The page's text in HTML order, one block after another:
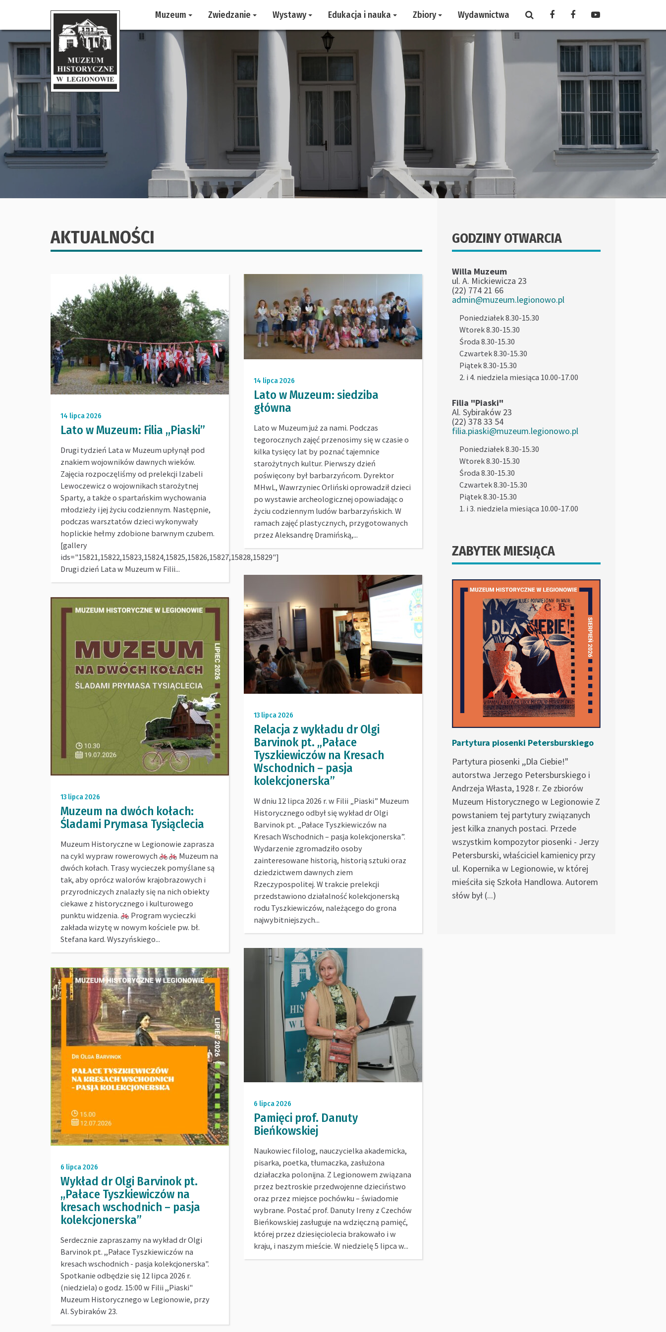
Muzeum Zwiedzanie Wystawy Edukacja i nauka Zbiory Wydawnictwa
AKTUALNOŚCI
14 lipca 2026
Lato w Muzeum: Filia ,,Piaski”
Drugi tydzień Lata w Muzeum upłynął pod
znakiem wojowników dawnych wieków.
Zajęcia rozpoczęliśmy od prelekcji Izabeli
Lewoczewicz o wojownikach starożytnej
Sparty, a także o spartańskim wychowania
młodzieży i jej życiu codziennym. Następnie,
podczas warsztatów dzieci wykonywały
hoplickie hełmy zdobione barwnym czubem.
[gallery
ids="15821,15822,15823,15824,15825,15826,15827,15828,15829"]
Drugi dzień Lata w Muzeum w Filii...
14 lipca 2026
Lato w Muzeum: siedziba
główna
Lato w Muzeum już za nami. Podczas
tegorocznych zajęć przenosimy się w czasie o
kilka tysięcy lat by poznać tajemnice
starożytnych kultur. Pierwszy dzień
poświęcony był barbarzyńcom. Dyrektor
MHwL, Wawrzyniec Orliński oprowadził dzieci
po wystawie archeologicznej opowiadając o
życiu codziennym ludów barbarzyńskich. W
ramach zajęć plastycznych, przygotowanych
przez Aleksandrę Dramińską,...
13 lipca 2026
Relacja z wykładu dr Olgi
Barvinok pt. „Pałace
Tyszkiewiczów na Kresach
Wschodnich – pasja
kolekcjonerska”
W dniu 12 lipca 2026 r. w Filii „Piaski” Muzeum
Historycznego odbył się wykład dr Olgi
Barvinok pt. „Pałace Tyszkiewiczów na
Kresach Wschodnich – pasja kolekcjonerska”.
Wydarzenie zgromadziło osoby
zainteresowane historią, historią sztuki oraz
dziedzictwem dawnych ziem
Rzeczypospolitej. W trakcie prelekcji
przedstawiono działalność kolekcjonerską
rodu Tyszkiewiczów, należącego do grona
najwybitniejszych...
13 lipca 2026
Muzeum na dwóch kołach:
Śladami Prymasa Tysiąclecia
Muzeum Historyczne w Legionowie zaprasza
na cykl wypraw rowerowych
Muzeum na
dwóch kołach. Trasy wycieczek pomyślane są
tak, aby oprócz walorów krajobrazowych i
przyrodniczych znalazły się na nich obiekty
ciekawe z historycznego i kulturowego
punktu widzenia.
Program wycieczki
zakłada wizytę w nowym kościele pw. bł.
Stefana kard. Wyszyńskiego...
6 lipca 2026
Pamięci prof. Danuty
Bieńkowskiej
Naukowiec filolog, nauczycielka akademicka,
pisarka, poetka, tłumaczka, zasłużona
działaczka polonijna. Z Legionowem związana
przez beztroskie przedwojenne dzieciństwo
oraz przez miejsce pochówku – świadomie
wybrane. Postać prof. Danuty Ireny z Czechów
Bieńkowskiej zasługuje na wdzięczną pamięć,
której przez dziesięciolecia brakowało i w
kraju, i naszym mieście. W niedzielę 5 lipca w...
6 lipca 2026
Wykład dr Olgi Barvinok pt.
,,Pałace Tyszkiewiczów na
kresach wschodnich – pasja
kolekcjonerska”
Serdecznie zapraszamy na wykład dr Olgi
Barvinok pt. ,,Pałace Tyszkiewiczów na
kresach wschodnich - pasja kolekcjonerska".
Spotkanie odbędzie się 12 lipca 2026 r.
(niedziela) o godz. 15:00 w Filii ,,Piaski"
Muzeum Historycznego w Legionowie, przy
Al. Sybiraków 23.
GODZINY OTWARCIA
Willa Muzeum
ul. A. Mickiewicza 23
(22) 774 21 66
admin@muzeum.legionowo.pl
Poniedziałek 8.30-15.30
Wtorek 8.30-15.30
Środa 8.30-15.30
Czwartek 8.30-15.30
Piątek 8.30-15.30
2. i 4. niedziela miesiąca 10.00-17.00
Filia "Piaski"
Al. Sybiraków 23
(22) 378 33 54
filia.piaski@muzeum.legionowo.pl
Poniedziałek 8.30-15.30
Wtorek 8.30-15.30
Środa 8.30-15.30
Czwartek 8.30-15.30
Piątek 8.30-15.30
1. i 3. niedziela miesiąca 10.00-17.00
ZABYTEK MIESIĄCA
Partytura piosenki Petersburskiego
Partytura piosenki ,,Dla Ciebie!"
autorstwa Jerzego Petersburskiego i
Andrzeja Własta, 1928 r. Ze zbiorów
Muzeum Historycznego w Legionowie Z
powstaniem tej partytury związanych
jest kilka znanych postaci. Przede
wszystkim kompozytor piosenki - Jerzy
Petersburski, właściciel kamienicy przy
ul. Kopernika w Legionowie, w której
mieściła się Szkoła Handlowa. Autorem
słów był (...)